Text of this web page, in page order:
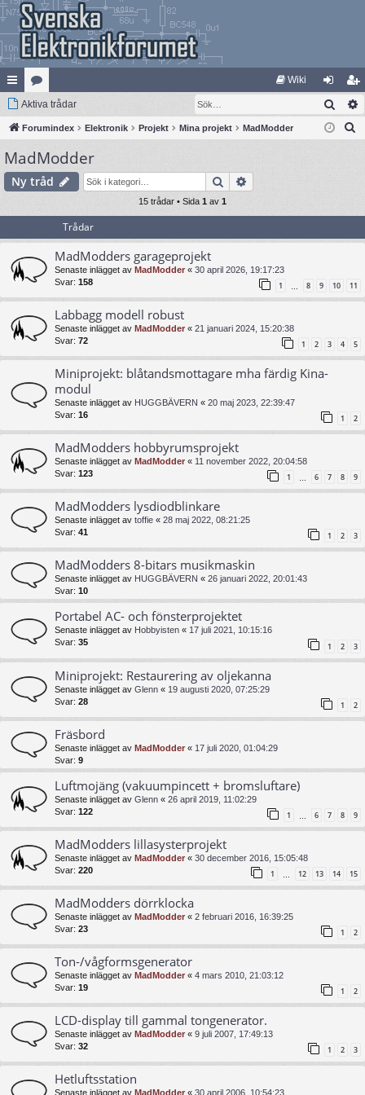
na
bb
lä
nk
at
eg
ori
er
Wiki
og
ga
li
m
Aktiva trådar Sök
Forumindex Elektronik Projekt Mina projekt MadModder
MadModder
Ny tråd Sök
15 trådar • Sida 1 av 1
Trådar
MadModders garageprojekt
Senaste inlägget av MadModder « 30 april 2026, 19:17:23
Svar: 158 1 … 8 9 10 11
Labbagg modell robust
Senaste inlägget av MadModder « 21 januari 2024, 15:20:38
Svar: 72 1 2 3 4 5
Miniprojekt: blåtandsmottagare mha färdig Kina-
modul
Senaste inlägget av HUGGBÄVERN « 20 maj 2023, 22:39:47
Svar: 16 1 2
MadModders hobbyrumsprojekt
Senaste inlägget av MadModder « 11 november 2022, 20:04:58
Svar: 123 1 … 6 7 8 9
MadModders lysdiodblinkare
Senaste inlägget av toffie « 28 maj 2022, 08:21:25
Svar: 41 1 2 3
MadModders 8-bitars musikmaskin
Senaste inlägget av HUGGBÄVERN « 26 januari 2022, 20:01:43
Svar: 10
Portabel AC- och fönsterprojektet
Senaste inlägget av Hobbyisten « 17 juli 2021, 10:15:16
Svar: 35 1 2 3
Miniprojekt: Restaurering av oljekanna
Senaste inlägget av Glenn « 19 augusti 2020, 07:25:29
Svar: 28 1 2
Fräsbord
Senaste inlägget av MadModder « 17 juli 2020, 01:04:29
Svar: 9
Luftmojäng (vakuumpincett + bromsluftare)
Senaste inlägget av Glenn « 26 april 2019, 11:02:29
Svar: 122 1 6 7 8 9
MadModders lillasysterprojekt
Senaste inlägget av MadModder « 30 december 2016, 15:05:48
Svar: 220 1 12 13 14 15
MadModders dörrklocka
Senaste inlägget av MadModder « 2 februari 2016, 16:39:25
Svar: 23 1 2
Ton-/vågformsgenerator
Senaste inlägget av MadModder « 4 mars 2010, 21:03:12
Svar: 19 1 2
LCD-display till gammal tongenerator.
Senaste inlägget av MadModder « 9 juli 2007, 17:49:13
Svar: 32 1 2 3
Hetluftsstation
Senaste inlägget av MadModder « 30 april 2006, 10:54:23